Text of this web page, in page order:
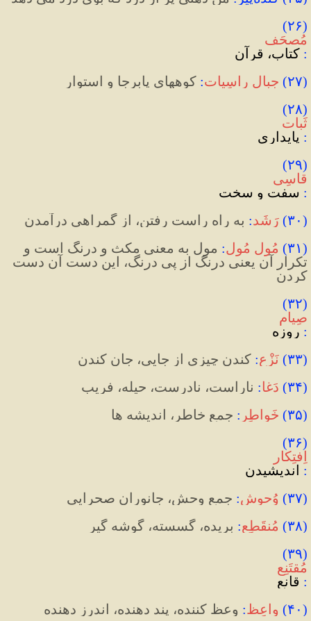
(۲۶)
مُصحَف
: کتاب، قرآن
(۲۷) جِبالِ راسِیات: کوههای پابرجا و استوار
(۲۸)
ثَبات
: پایداری
(۲۹)
قاسِی
: سفت و سخت
(۳۰) رَشَد: به راه راست رفتن، از گمراهی درآمدن
(۳۱) مُول مُول:
کردن
(۳۲)
صِیام
: روزه
(۳۳) نَزْع: کندن چیزی از جایی، جان کندن
(۳۴) دَغا: ناراست، نادرست، حیله، فریب
(۳۵) خَواطِر : جمع خاطر، اندیشه ها
(۳۶)
اِفتِکار
: اندیشیدن
(۳۷) وُحوش: جمع وحش، جانوران صحرایی
(۳۸) مُنقَطِع: بریده، گسسته، گوشه‌ گیر
(۳۹)
مُقتَنِع
: قانع
(۴۰) واعِظ: وعظ‌ کننده، پند دهنده، اندرز دهنده